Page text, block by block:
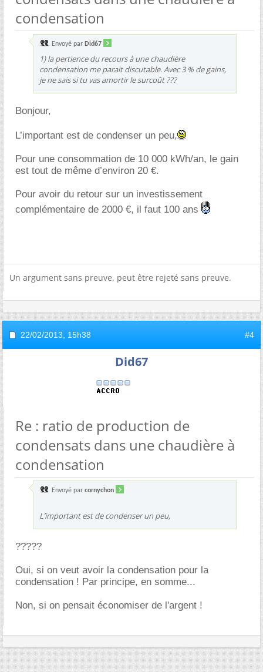
condensation
Envoyé par Did67
1) la pertience du recours à une chaudière
condensation me parait discutable. Avec 3 % de gains,
je ne sais si tu vas amortir le surcoût ???
Bonjour,
L’important est de condenser un peu,
Pour une consommation de 10 000 kWh/an, le gain
est tout de même d’environ 20 €.
Pour avoir du retour sur un investissement
complémentaire de 2000 €, il faut 100 ans
Un argument sans preuve, peut être rejeté sans preuve.
22/02/2013, 15h38 #4
Did67
Re : ratio de production de
condensats dans une chaudière à
condensation
Envoyé par cornychon
L’important est de condenser un peu,
?????
Oui, si on veut avoir la condensation pour la
condensation ! Par principe, en somme...
Non, si on pensait économiser de l'argent !